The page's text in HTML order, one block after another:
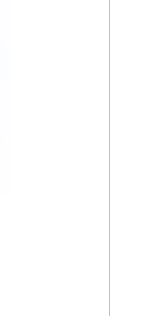
Sternen